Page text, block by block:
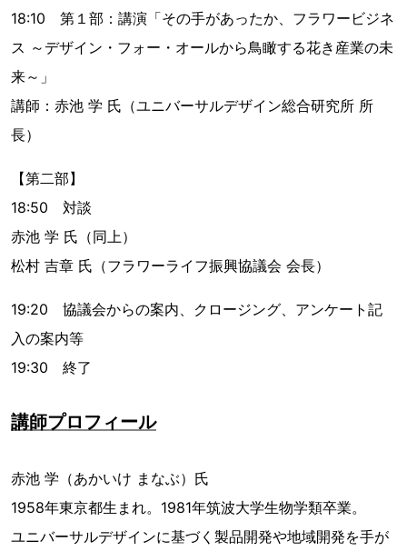
18:10 第１部：講演「その手があったか、フラワービジネ
ス ～デザイン・フォー・オールから鳥瞰する花き産業の未
来～」
講師：赤池 学 氏（ユニバーサルデザイン総合研究所 所
長）
【第二部】
18:50 対談
赤池 学 氏（同上）
松村 吉章 氏（フラワーライフ振興協議会 会長）
19:20 協議会からの案内、クロージング、アンケート記
入の案内等
19:30 終了
講師プロフィール
赤池 学（あかいけ まなぶ）氏
1958年東京都生まれ。1981年筑波大学生物学類卒業。
ユニバーサルデザインに基づく製品開発や地域開発を手が